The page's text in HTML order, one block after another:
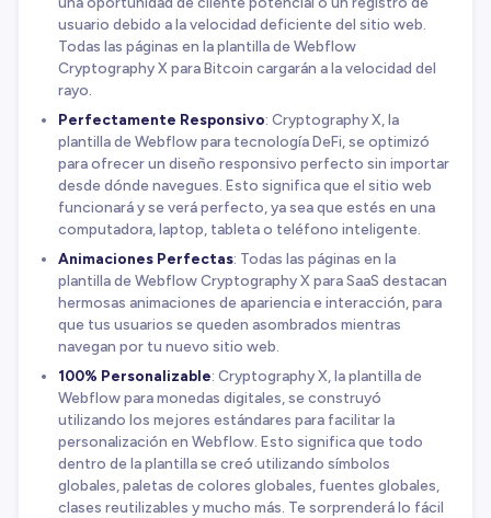
usuario debido a la velocidad deficiente del sitio web.
Todas las páginas en la plantilla de Webflow
Cryptography X para Bitcoin cargarán a la velocidad del
rayo.
Perfectamente Responsivo: Cryptography X, la
plantilla de Webflow para tecnología DeFi, se optimizó
para ofrecer un diseño responsivo perfecto sin importar
desde dónde navegues. Esto significa que el sitio web
funcionará y se verá perfecto, ya sea que estés en una
computadora, laptop, tableta o teléfono inteligente.
Animaciones Perfectas: Todas las páginas en la
plantilla de Webflow Cryptography X para SaaS destacan
hermosas animaciones de apariencia e interacción, para
que tus usuarios se queden asombrados mientras
navegan por tu nuevo sitio web.
100% Personalizable: Cryptography X, la plantilla de
Webflow para monedas digitales, se construyó
utilizando los mejores estándares para facilitar la
personalización en Webflow. Esto significa que todo
dentro de la plantilla se creó utilizando símbolos
globales, paletas de colores globales, fuentes globales,
clases reutilizables y mucho más. Te sorprenderá lo fácil